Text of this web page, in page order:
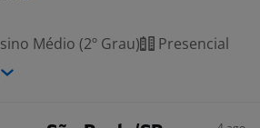
Médio (2º Grau)
Presencial